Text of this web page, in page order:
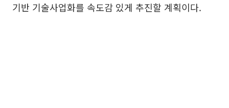
기반 기술사업화를 속도감 있게 추진할 계획이다.